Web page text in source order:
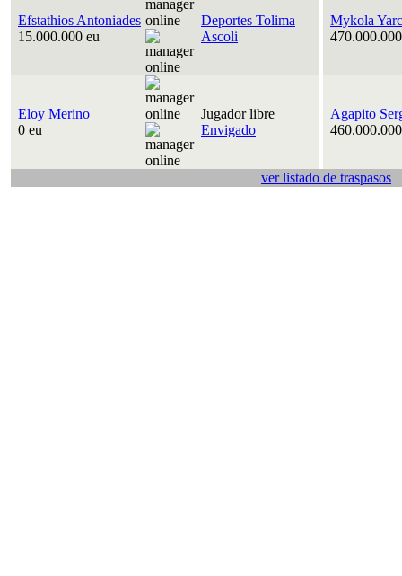
Efstathios Antoniades
15.000.000 eu
Deportes Tolima
Ascoli
Mykola
Eloy Merino
0 eu
Jugador libre
Envigado
Agapito
ver listado de traspasos